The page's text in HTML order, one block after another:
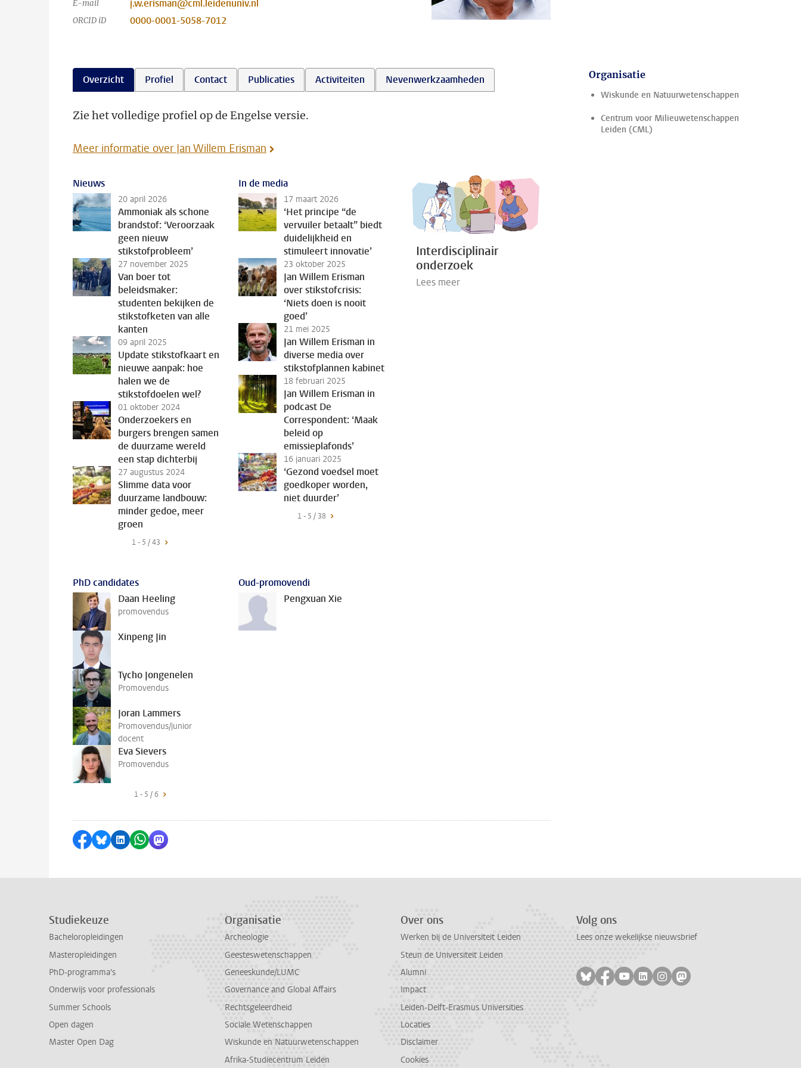
E-mail j.w.erisman@cml.leidenuniv.nl
ORCID iD 0000-0001-5058-7012
Overzicht Profiel Contact Publicaties Activiteiten Nevenwerkzaamheden
Zie het volledige profiel op de Engelse versie.
Meer informatie over Jan Willem Erisman
Nieuws
20 april 2026
Ammoniak als schone
brandstof: ‘Veroorzaak
geen nieuw
stikstofprobleem’
27 november 2025
Van boer tot
beleidsmaker:
studenten bekijken de
stikstofketen van alle
kanten
09 april 2025
Update stikstofkaart en
nieuwe aanpak: hoe
halen we de
stikstofdoelen wel?
01 oktober 2024
Onderzoekers en
burgers brengen samen
de duurzame wereld
een stap dichterbij
27 augustus 2024
Slimme data voor
duurzame landbouw:
minder gedoe, meer
groen
1 - 5 / 43
In de media
17 maart 2026
‘Het principe “de
vervuiler betaalt” biedt
duidelijkheid en
stimuleert innovatie’
23 oktober 2025
Jan Willem Erisman
over stikstofcrisis:
‘Niets doen is nooit
goed’
21 mei 2025
Jan Willem Erisman in
diverse media over
stikstofplannen kabinet
18 februari 2025
Jan Willem Erisman in
podcast De
Correspondent: ‘Maak
beleid op
emissieplafonds’
16 januari 2025
‘Gezond voedsel moet
goedkoper worden,
niet duurder’
1 - 5 / 38
Interdisciplinair
onderzoek
Lees meer
PhD candidates
Daan Heeling
promovendus
Xinpeng Jin
Tycho Jongenelen
Promovendus
Joran Lammers
Promovendus/junior
docent
Eva Sievers
Promovendus
1 - 5 / 6
Oud-promovendi
Pengxuan Xie
Delen op Facebook
Delen via Bluesky
Delen op LinkedIn
Delen via WhatsApp
Delen via Mastodon
Organisatie
Wiskunde en Natuurwetenschappen
Centrum voor Milieuwetenschappen
Leiden (CML)
Studiekeuze
Bacheloropleidingen
Masteropleidingen
PhD-programma's
Onderwijs voor professionals
Summer Schools
Open dagen
Master Open Dag
Organisatie
Archeologie
Geesteswetenschappen
Geneeskunde/LUMC
Governance and Global Affairs
Rechtsgeleerdheid
Sociale Wetenschappen
Wiskunde en Natuurwetenschappen
Afrika-Studiecentrum Leiden
Over ons
Werken bij de Universiteit Leiden
Steun de Universiteit Leiden
Alumni
Impact
Leiden-Delft-Erasmus Universities
Locaties
Disclaimer
Cookies
Volg ons
Lees onze wekelijkse nieuwsbrief
Volg ons op bluesky
Volg ons op facebook
Volg ons op youtube
Volg ons op linkedin
Volg ons op instagram
Volg ons op mastodon